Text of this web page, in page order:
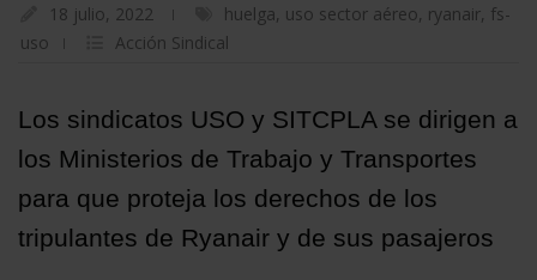
18 julio, 2022 huelga, uso sector aéreo, ryanair, fs-
uso
Acción Sindical
Los sindicatos USO y SITCPLA se dirigen a
los Ministerios de Trabajo y Transportes
para que proteja los derechos de los
tripulantes de Ryanair y de sus pasajeros